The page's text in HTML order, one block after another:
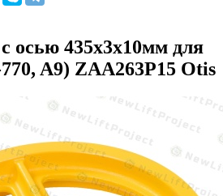
осью 435х3х10мм для
A9) ZAA263P15 Otis